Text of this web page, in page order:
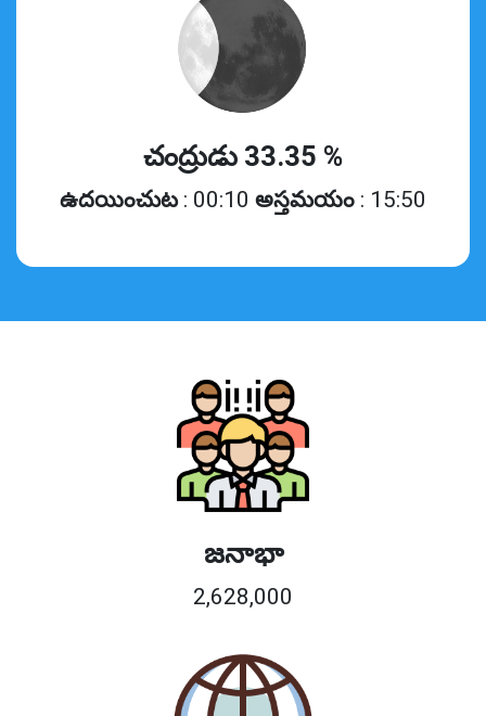
చంద్రుడు 33.35 %
ఉదయించుట : 00:10 అస్తమయం : 15:50
జనాభా
2,628,000